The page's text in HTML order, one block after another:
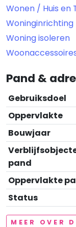
Wonen / Huis en
Woninginrichting
Woning isoleren
Pand &
Gebruiksdoel
Oppervlakte
Bouwjaar
pand
Oppervlakte
Status
MEER OVER